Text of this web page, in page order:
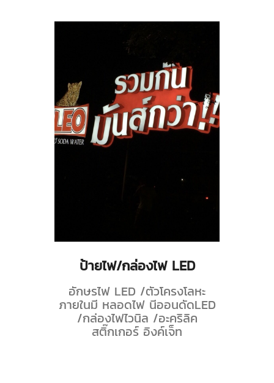
ป้ายไฟ/กล่องไฟ LED
อักษรไฟ LED /ตัวโครงโลหะ
ภายในมี หลอดไฟ นีออนดัดLED
/กล่องไฟไวนิล /อะคริลิค
สติ๊กเกอร์ อิงค์เจ็ท